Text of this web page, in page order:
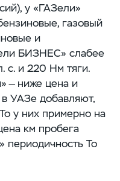
у «ГАЗели»
газовый
и
БИЗНЕС» слабее
с. и 220 Нм тяги.
— ниже цена и
УАЗе добавляют,
у них примерно на
км пробега
периодичность То